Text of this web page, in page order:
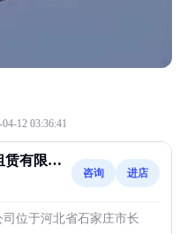
04-12 03:36:41
赁有限公
咨询 进店
位于河北省石家庄市长